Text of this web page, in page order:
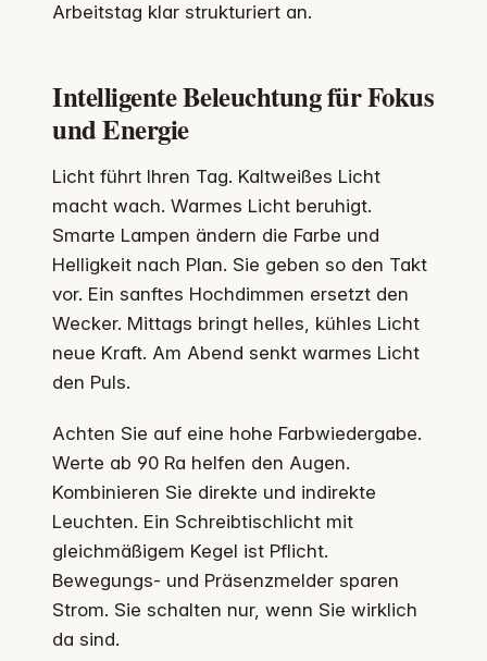
Arbeitstag klar strukturiert an.
Intelligente Beleuchtung für Fokus
und Energie
Licht führt Ihren Tag. Kaltweißes Licht
macht wach. Warmes Licht beruhigt.
Smarte Lampen ändern die Farbe und
Helligkeit nach Plan. Sie geben so den Takt
vor. Ein sanftes Hochdimmen ersetzt den
Wecker. Mittags bringt helles, kühles Licht
neue Kraft. Am Abend senkt warmes Licht
den Puls.
Achten Sie auf eine hohe Farbwiedergabe.
Werte ab 90 Ra helfen den Augen.
Kombinieren Sie direkte und indirekte
Leuchten. Ein Schreibtischlicht mit
gleichmäßigem Kegel ist Pflicht.
Bewegungs- und Präsenzmelder sparen
Strom. Sie schalten nur, wenn Sie wirklich
da sind.